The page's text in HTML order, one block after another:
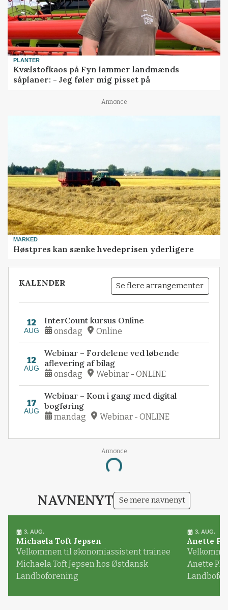
PLANTER
Kvælstofkaos på Fyn lammer landmænds
såplaner: - Jeg føler mig pisset på
Annonce
MARKED
Høstpres kan sænke hvedeprisen yderligere
KALENDER Se flere arrangementer
12
AUG
InterCount kursus Online
onsdag Online
12
AUG
Webinar – Fordelene ved løbende
aflevering af bilag
onsdag Webinar - ONLINE
17
AUG
Webinar – Kom i gang med digital
bogføring
mandag Webinar - ONLINE
Annonce
Loading...
NAVNENYT Se mere navnenyt
3. AUG.
Michaela Toft Jepsen
Velkommen til økonomiassistent trainee
Michaela Toft Jepsen hos Østdansk
Landboforening
3. AUG.
Anette
Anette